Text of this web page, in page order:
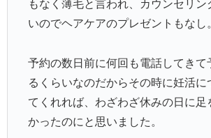
もなく薄毛と言われ、カウンセリン
いのでヘアケアのプレゼントもなし
予約の数日前に何回も電話してきて
るくらいなのだからその時に妊活に
てくれれば、わざわざ休みの日に足
かったのにと思いました。